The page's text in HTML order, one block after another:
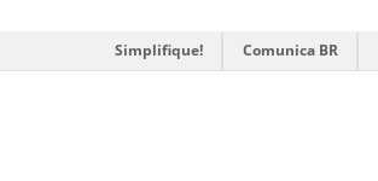
Simplifique! Comunica BR